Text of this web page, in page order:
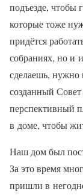
подъезде, чтобы
которые тоже
придётся
собраниях, но и
сделаешь,
созданный
перспективный
в доме, чтобы
Наш дом был
За это время
пришли в